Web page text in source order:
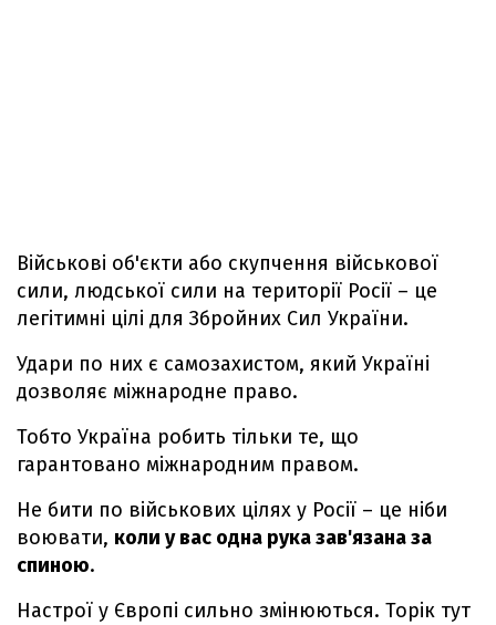
Військові об'єкти або скупчення військової
сили, людської сили на території Росії – це
легітимні цілі для Збройних Сил України.
Удари по них є самозахистом, який Україні
дозволяє міжнародне право.
Тобто Україна робить тільки те, що
гарантовано міжнародним правом.
Не бити по військових цілях у Росії – це ніби
воювати, коли у вас одна рука зав'язана за
спиною.
Настрої у Європі сильно змінюються. Торік тут